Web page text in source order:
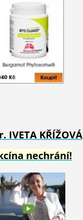
IVETA KŘÍŽOVÁ
nechrání!